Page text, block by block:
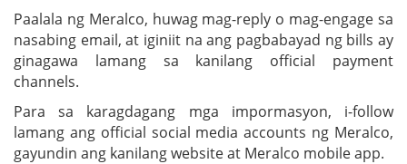
Paalala ng Meralco, huwag mag-reply o mag-engage sa
nasabing email, at iginiit na ang pagbabayad ng bills ay
ginagawa lamang sa kanilang official payment
channels.
Para sa karagdagang mga impormasyon, i-follow
lamang ang official social media accounts ng Meralco,
gayundin ang kanilang website at Meralco mobile app.